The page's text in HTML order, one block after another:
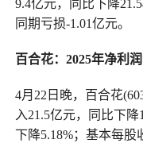
9.4亿元，同比下降
同期亏损-1.01亿元。
百合花：2025年净利
4月22日晚，百合花
入21.5亿元，同比下
下降5.18%；基本每股